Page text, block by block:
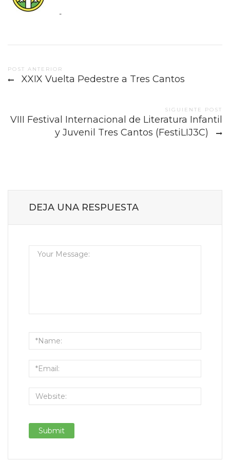
-
Post
POST ANTERIOR
XXIX Vuelta Pedestre a Tres Cantos
SIGUIENTE POST
VIII Festival Internacional de Literatura Infantil
y Juvenil Tres Cantos (FestiLIJ3C)
DEJA UNA RESPUESTA